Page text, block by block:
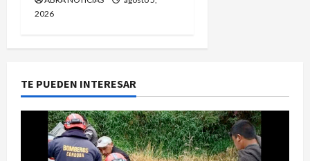
2026
TE PUEDEN INTERESAR